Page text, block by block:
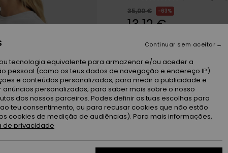
35,00 €
63%
13,12 €
CorLilac Marble
tecnologia equivalente para armazenar e/ou aceder a
pessoal (como os teus dados de navegação e endereço IP)
e conteúdos personalizados; para medir a publicidade e
personalizados; para saber mais sobre o nosso
dos nossos parceiros. Podes definir as tuas escolhas para
teu consentimento, ou para recusar cookies que não estão
cookies de medição de audiências). Para mais informações,
de privacidade
Continuar sem aceitar